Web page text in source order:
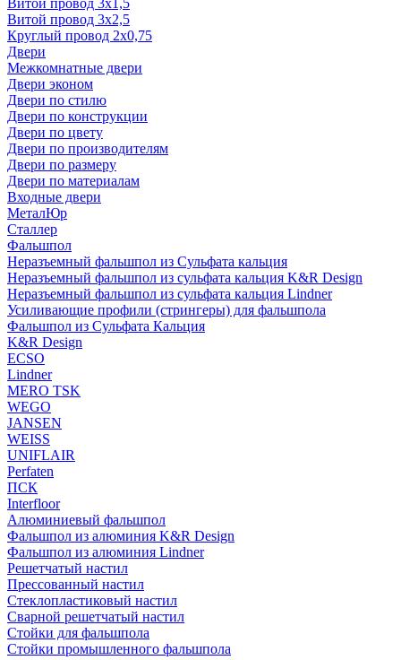
Витой провод 3x1,5
Витой провод 3x2,5
Круглый провод 2x0,75
Двери
Межкомнатные двери
Двери эконом
Двери по стилю
Двери по конструкции
Двери по цвету
Двери по производителям
Двери по размеру
Двери по материалам
Входные двери
МеталЮр
Сталлер
Фальшпол
Неразъемный фальшпол из Сульфата кальция
Неразъемный фальшпол из сульфата кальция K&R Design
Неразъемный фальшпол из сульфата кальция Lindner
Усиливающие профили (стрингеры) для фальшпола
Фальшпол из Сульфата Кальция
K&R Design
ECSO
Lindner
MERO TSK
WEGO
JANSEN
WEISS
UNIFLAIR
Perfaten
ПСК
Interfloor
Алюминиевый фальшпол
Фальшпол из алюминия K&R Design
Фальшпол из алюминия Lindner
Решетчатый настил
Прессованный настил
Стеклопластиковый настил
Сварной решетчатый настил
Стойки для фальшпола
Стойки промышленного фальшпола